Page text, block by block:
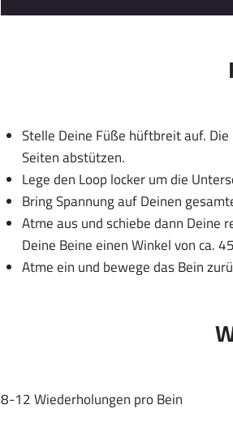
Stelle Deine Füße hüftbreit auf.
Seiten abstützen.
Lege den Loop locker um die
Bring Spannung auf Deinen
Atme aus und schiebe dann Deine
Deine Beine einen Winkel von ca.
Atme ein und bewege das Bein
8-12 Wiederholungen pro Bein